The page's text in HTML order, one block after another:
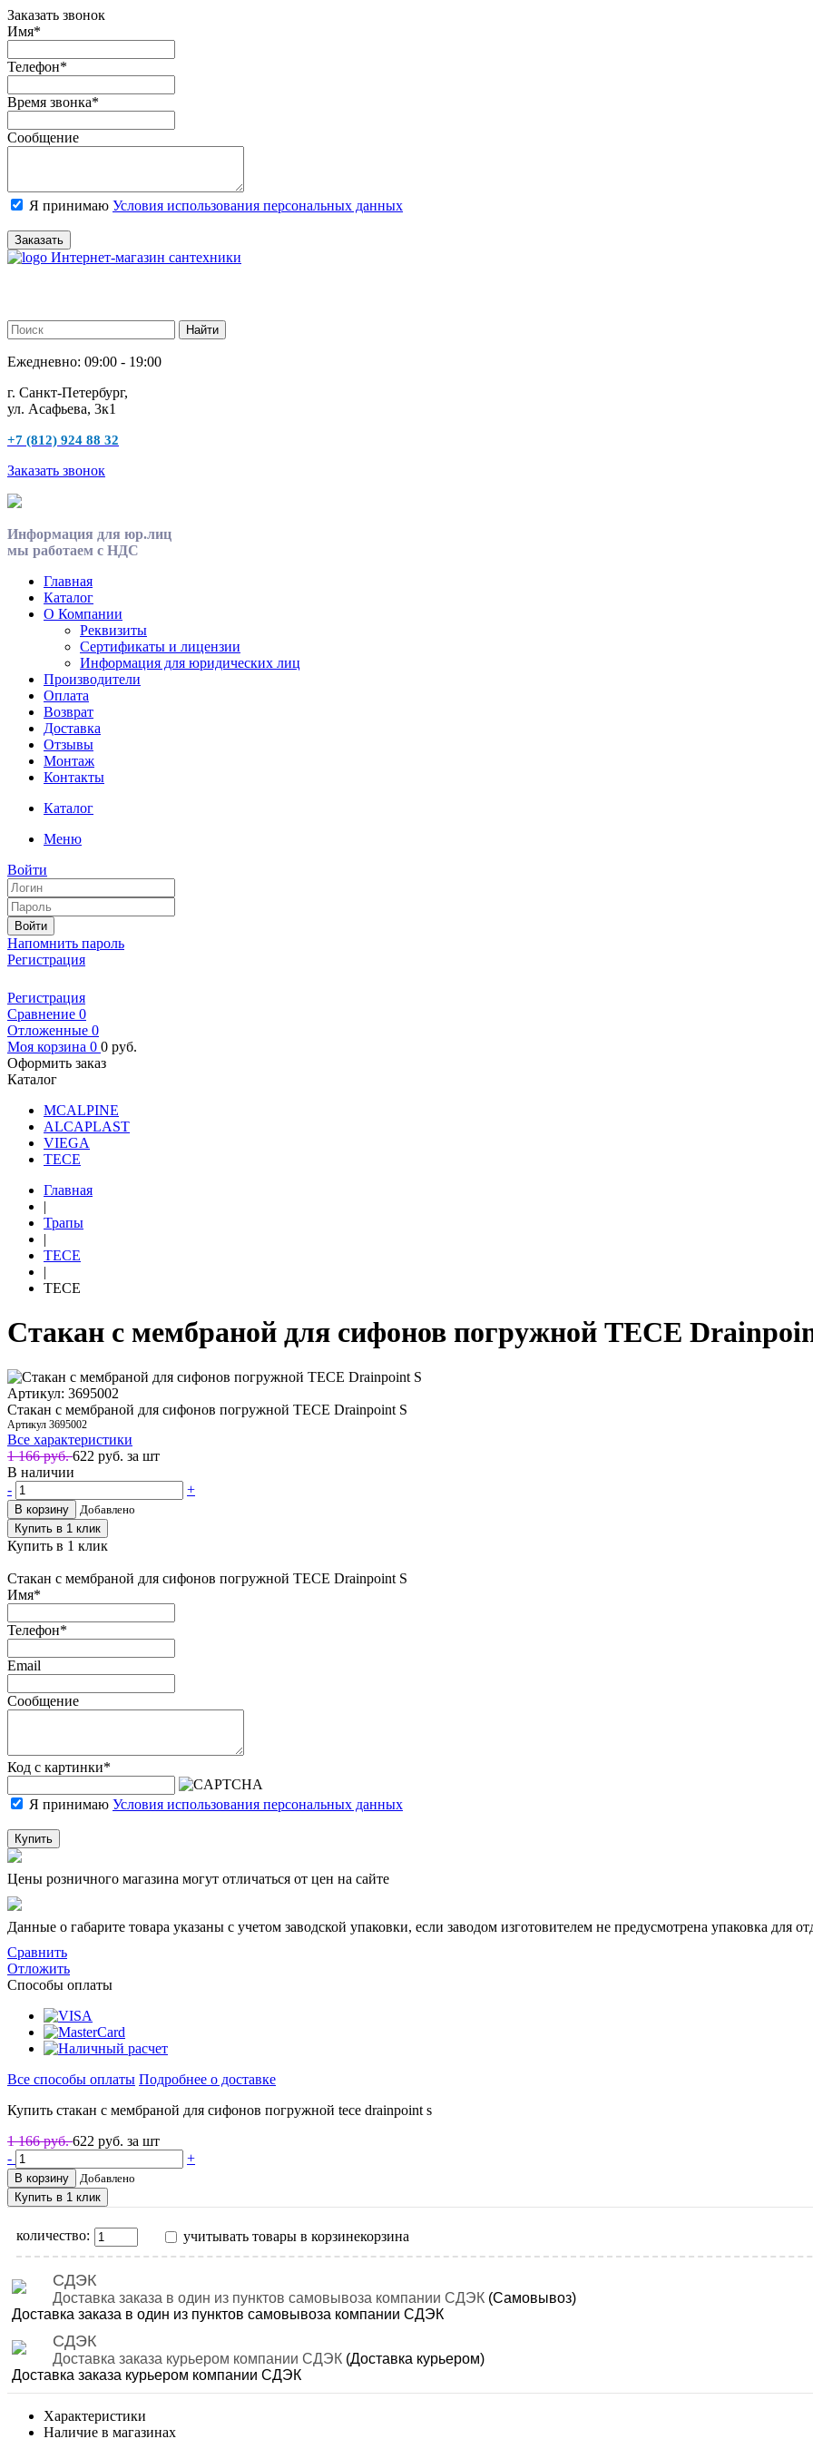
Заказать звонок
Имя*
Телефон*
Время звонка*
Сообщение
Я принимаю Условия использования персональных данных
Заказать
Интернет-магазин сантехники
Ежедневно: 09:00 - 19:00
г. Санкт-Петербург,
ул. Асафьева, 3к1
+7 (812) 924 88 32
Заказать звонок
Информация для юр.лиц
мы работаем с НДС
Главная
Каталог
О Компании
Реквизиты
Сертификаты и лицензии
Информация для юридических лиц
Производители
Оплата
Возврат
Доставка
Отзывы
Монтаж
Контакты
Каталог
Меню
Войти
Войти
Напомнить пароль
Регистрация
Регистрация
Сравнение 0
Отложенные 0
Моя корзина 0 0 руб.
Оформить заказ
Каталог
MCALPINE
ALCAPLAST
VIEGA
TECE
Главная
|
Трапы
|
TECE
|
TECE
Стакан с мембраной для сифонов погружной TECE
Артикул: 3695002
Стакан с мембраной для сифонов погружной TECE Drainpoint S
Артикул 3695002
Все характеристики
1 166 руб.622 руб. за шт
В наличии
-
+
В корзину
Добавлено
Купить в 1 клик
Купить в 1 клик
Стакан с мембраной для сифонов погружной TECE Drainpoint S
Имя*
Телефон*
Email
Сообщение
Код с картинки*
Я принимаю Условия использования персональных данных
Купить
Цены розничного магазина могут отличаться от цен на сайте
Данные о габарите товара указаны с учетом заводской упаковки, если заводом изготовителем не предусмотрена упаковка для
Сравнить
Отложить
Способы оплаты
Все способы оплаты Подробнее о доставке
Купить стакан с мембраной для сифонов погружной tece drainpoint s
1 166 руб.622 руб. за шт
-
+
В корзину
Добавлено
Купить в 1 клик
количество: учитывать товары в корзинекорзина
СДЭК
Доставка заказа в один из пунктов самовывоза компании СДЭК (Самовывоз)
Доставка заказа в один из пунктов самовывоза компании СДЭК
СДЭК
Доставка заказа курьером компании СДЭК (Доставка курьером)
Доставка заказа курьером компании СДЭК
Характеристики
Наличие в магазинах